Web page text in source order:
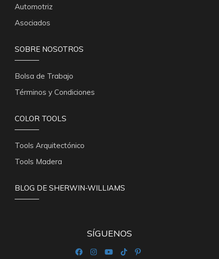
Automotriz
Asociados
SOBRE NOSOTROS
Bolsa de Trabajo
Términos y Condiciones
COLOR TOOLS
Tools Arquitectónico
Tools Madera
BLOG DE SHERWIN-WILLIAMS
SÍGUENOS